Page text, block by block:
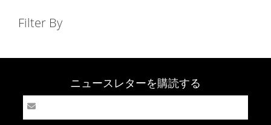
Filter By
ニュースレターを購読する